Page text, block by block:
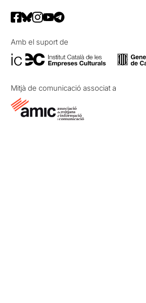
Amb el suport de
Mitjà de comunicació associat a